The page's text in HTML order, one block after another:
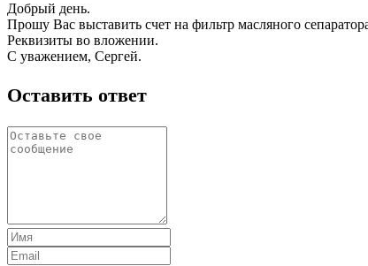
Добрый день.
Прошу Вас выставить счет на фильтр масляного
Реквизиты во вложении.
С уважением, Сергей.
Оставить ответ